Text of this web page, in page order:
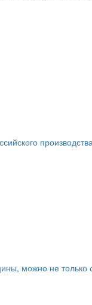
можно не только